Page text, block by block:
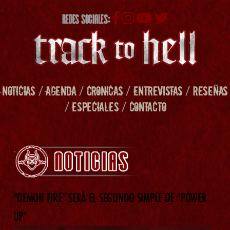
REDES SOCIALES:
NOTICIAS /AGENDA/ CRONICAS/ENTREVISTAS/RESEÑAS
/ESPECIALES/ CONTACTO
”DEMON FIRE” SERÁ EL SEGUNDO SIMPLE DE ”POWER
UP”